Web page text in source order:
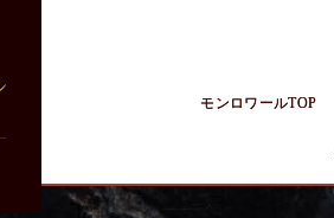
モンロワールTOP